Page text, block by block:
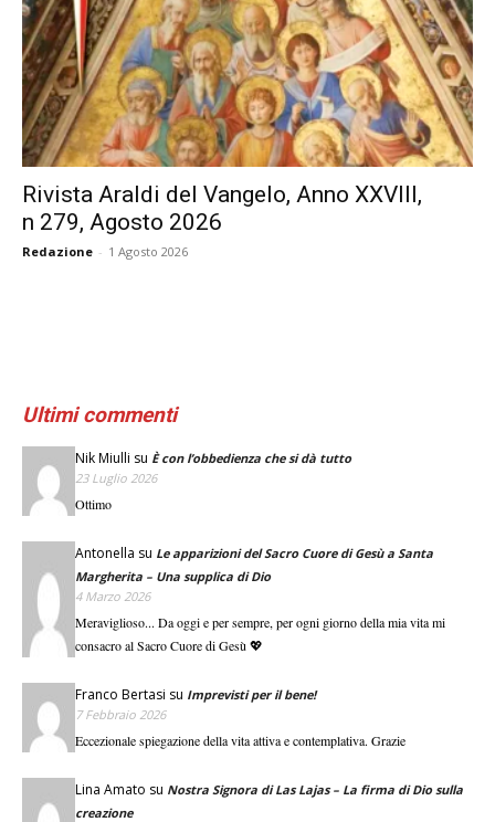
Rivista Araldi del Vangelo, Anno XXVIII,
n 279, Agosto 2026
Redazione - 1 Agosto 2026
Ultimi commenti
Nik Miulli su È con l’obbedienza che si dà tutto
23 Luglio 2026
Ottimo
Antonella su Le apparizioni del Sacro Cuore di Gesù a Santa
Margherita – Una supplica di Dio
4 Marzo 2026
Meraviglioso... Da oggi e per sempre, per ogni giorno della mia vita mi
consacro al Sacro Cuore di Gesù 💖
Franco Bertasi su Imprevisti per il bene!
7 Febbraio 2026
Eccezionale spiegazione della vita attiva e contemplativa. Grazie
Lina Amato su Nostra Signora di Las Lajas – La firma di Dio sulla
creazione